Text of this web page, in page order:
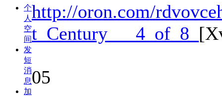
个
人
空
间
发
短
消
息
加
http://oron.com/
t_Century___4_of_8_
05